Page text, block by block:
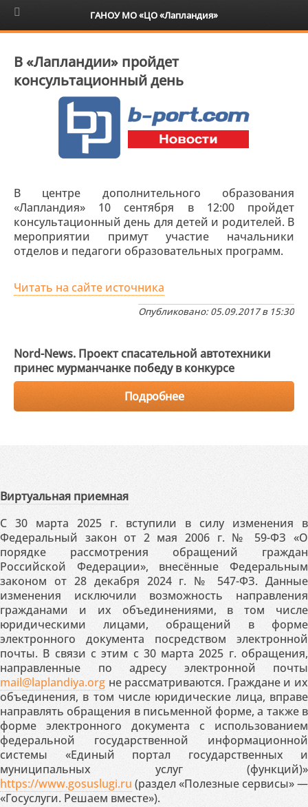
6+
В «Лапландии» пройдет
консультационный день
В центре дополнительного образования
«Лапландия» 10 сентября в 12:00 пройдет
консультационный день для детей и родителей. В
мероприятии примут участие начальники
отделов и педагоги образовательных программ.
Читать на сайте источника
Опубликовано: 05.09.2017 в 15:30
Nord-News. Проект спасательной автотехники
принес мурманчанке победу в конкурсе
Подробнее
Виртуальная приемная
С 30 марта 2025 г. вступили в силу изменения в
Федеральный закон от 2 мая 2006 г. № 59-ФЗ «О
порядке рассмотрения обращений граждан
Российской Федерации», внесённые Федеральным
законом от 28 декабря 2024 г. № 547-ФЗ. Данные
изменения исключили возможность направления
гражданами и их объединениями, в том числе
юридическими лицами, обращений в форме
электронного документа посредством электронной
почты. В связи с этим с 30 марта 2025 г. обращения,
направленные по адресу электронной почты
mail@laplandiya.org не рассматриваются. Граждане и их
объединения, в том числе юридические лица, вправе
направлять обращения в письменной форме, а также в
форме электронного документа с использованием
федеральной государственной информационной
системы «Единый портал государственных и
муниципальных услуг (функций)»
https://www.gosuslugi.ru (раздел «Полезные сервисы» —
«Госуслуги. Решаем вместе»).
ГАНОУ МО «ЦО «Лапландия»